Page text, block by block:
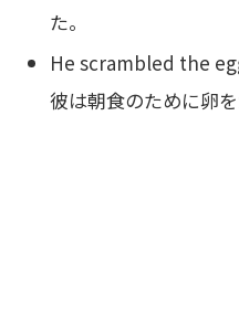
た。
He scrambled the
彼は朝食のために卵